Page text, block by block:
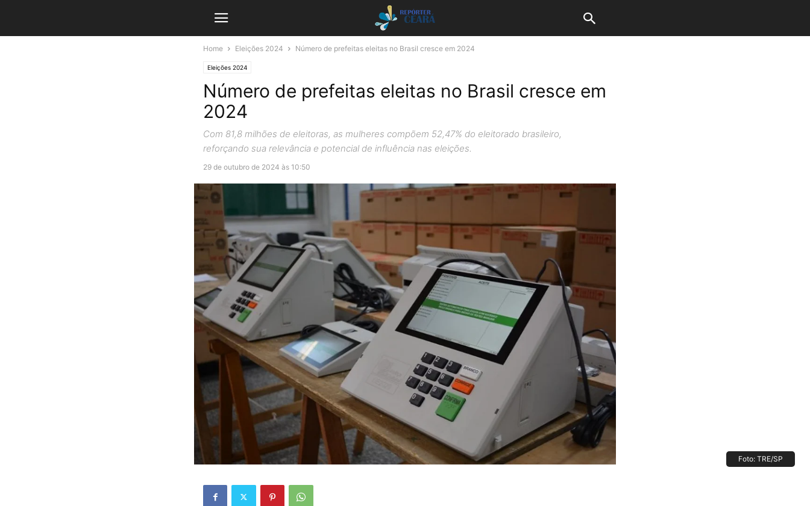
Home Eleições 2024 Número de prefeitas eleitas no Brasil cresce em 2024
Eleições 2024
Número de prefeitas eleitas no Brasil cresce em
2024
Com 81,8 milhões de eleitoras, as mulheres compõem 52,47% do eleitorado brasileiro,
reforçando sua relevância e potencial de influência nas eleições.
29 de outubro de 2024 às 10:50
Foto: TRE/SP